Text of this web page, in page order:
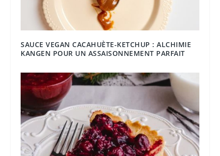
SAUCE VEGAN CACAHUÈTE-KETCHUP : ALCHIMIE
KANGEN POUR UN ASSAISONNEMENT PARFAIT